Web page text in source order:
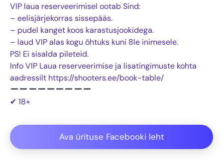
VIP laua reserveerimisel ootab Sind:
– eelisjärjekorras sissepääs.
– pudel kanget koos karastusjookidega.
– laud VIP alas kogu õhtuks kuni 8le inimesele.
PS! Ei sisalda pileteid.
Info VIP Laua reserveerimise ja lisatingimuste kohta
aadressilt https://shooters.ee/book-table/
✔ 18+
Ava ürituse Facebooki leht